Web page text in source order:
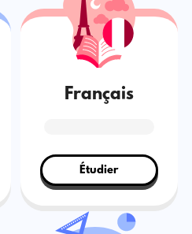
Français
Étudier